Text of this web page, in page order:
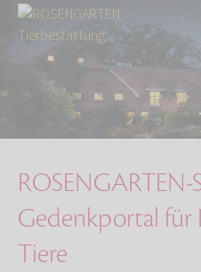
Über uns
Aktuelles
ROSENGARTEN-Sterne: Das
ROSENGARTEN-
Gedenkportal für
Tiere